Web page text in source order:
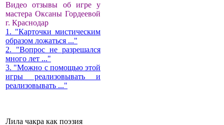
Видео отзывы об игре у
мастера Оксаны Гордеевой
г. Краснодар
1. "Карточки мистическим
образом ложаться ..."
2. "Вопрос не разрешался
много лет ..."
3. "Можно с помощью этой
игры реализовывать и
реализовывать ..."
Лила чакра как поэзия